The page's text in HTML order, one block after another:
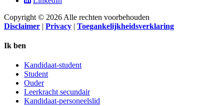
Copyright © 2026 Alle rechten voorbehouden
Disclaimer | Privacy | Toegankelijkheidsverklaring
Ik ben
Kandidaat-student
Student
Ouder
Leerkracht secundair
Kandidaat-personeelslid